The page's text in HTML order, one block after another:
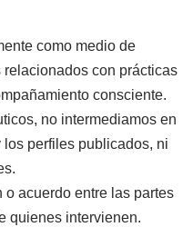
como medio de
con prácticas
consciente.
no intermediamos en
los perfiles publicados, ni
acuerdo entre las partes
quienes intervienen.